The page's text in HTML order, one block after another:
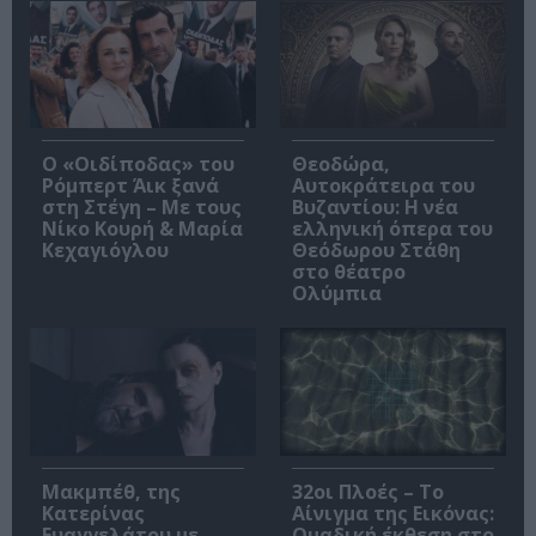
O «Οιδίποδας» του
Ρόμπερτ Άικ ξανά
στη Στέγη – Με τους
Νίκο Κουρή & Μαρία
Κεχαγιόγλου
Θεοδώρα,
Αυτοκράτειρα του
Βυζαντίου: Η νέα
ελληνική όπερα του
Θεόδωρου Στάθη
στο θέατρο
Ολύμπια
Μακμπέθ, της
Κατερίνας
32οι Πλοές – Το
Αίνιγμα της Εικόνας: